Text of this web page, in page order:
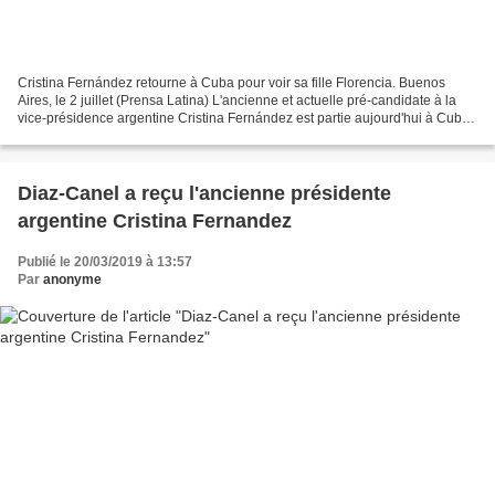
Cristina Fernández retourne à Cuba pour voir sa fille Florencia. Buenos
Aires, le 2 juillet (Prensa Latina) L'ancienne et actuelle pré-candidate à la
vice-présidence argentine Cristina Fernández est partie aujourd'hui à Cuba
Diaz-Canel a reçu l'ancienne présidente
argentine Cristina Fernandez
Publié le 20/03/2019 à 13:57
Par anonyme